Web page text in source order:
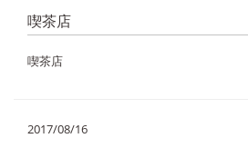
喫茶店
喫茶店
2017/08/16